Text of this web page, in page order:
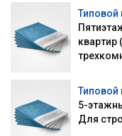
Типовой
квартир
Типовой
5-
Для